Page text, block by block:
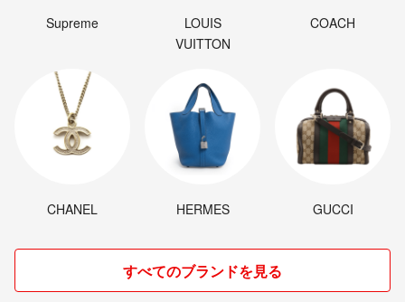
Supreme
LOUIS
VUITTON
COACH
CHANEL HERMES GUCCI
すべてのブランドを見る